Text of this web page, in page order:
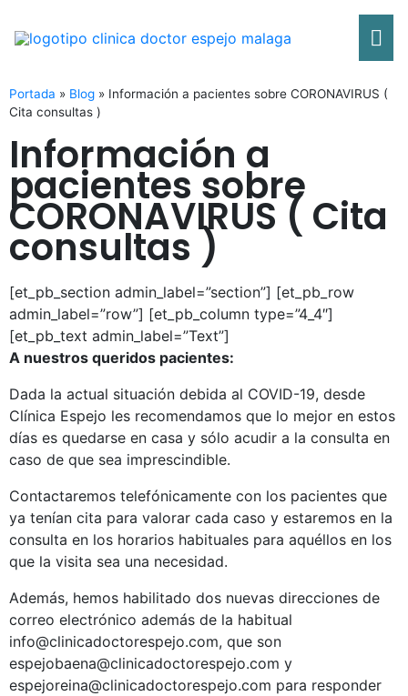
Portada » Blog » Información a pacientes sobre CORONAVIRUS (
Cita consultas )
Información a
pacientes sobre
CORONAVIRUS ( Cita
consultas )
[et_pb_section admin_label=”section”] [et_pb_row
admin_label=”row”] [et_pb_column type=”4_4″]
[et_pb_text admin_label=”Text”]
A nuestros queridos pacientes:
Dada la actual situación debida al COVID-19, desde
Clínica Espejo les recomendamos que lo mejor en estos
días es quedarse en casa y sólo acudir a la consulta en
caso de que sea imprescindible.
Contactaremos telefónicamente con los pacientes que
ya tenían cita para valorar cada caso y estaremos en la
consulta en los horarios habituales para aquéllos en los
que la visita sea una necesidad.
Además, hemos habilitado dos nuevas direcciones de
correo electrónico además de la habitual
info@clinicadoctorespejo.com, que son
espejobaena@clinicadoctorespejo.com y
espejoreina@clinicadoctorespejo.com para responder